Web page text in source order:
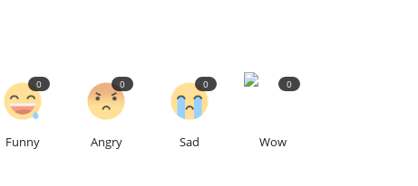
Funny
0
Angry
0
Sad
0
Wow
0